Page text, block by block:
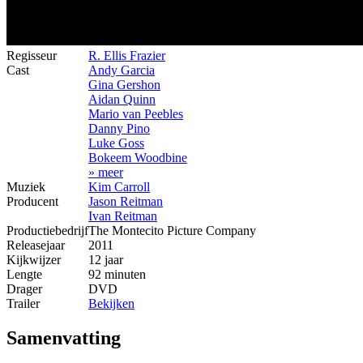
Regisseur
R. Ellis Frazier
Cast
Andy Garcia
Gina Gershon
Aidan Quinn
Mario van Peebles
Danny Pino
Luke Goss
Bokeem Woodbine
» meer
Muziek
Kim Carroll
Producent
Jason Reitman
Ivan Reitman
ProductiebedrijfThe Montecito Picture Company
Releasejaar
2011
Kijkwijzer
12 jaar
Lengte
92 minuten
Drager
DVD
Trailer
Bekijken
Samenvatting